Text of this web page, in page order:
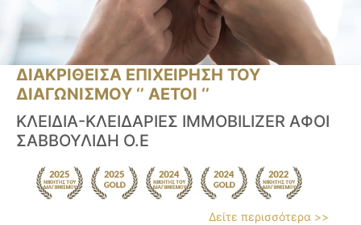
ΔΙΑΚΡΙΘΕΙΣΑ ΕΠΙΧΕΙΡΗΣΗ ΤΟΥ
ΔΙΑΓΩΝΙΣΜΟΥ ‘’ ΑΕΤΟΙ ‘’
ΚΛΕΙΔΙΑ-ΚΛΕΙΔΑΡΙΕΣ IMMOBILIZER ΑΦΟΙ
ΣΑΒΒΟΥΛΙΔΗ Ο.Ε
Δείτε περισσότερα >>